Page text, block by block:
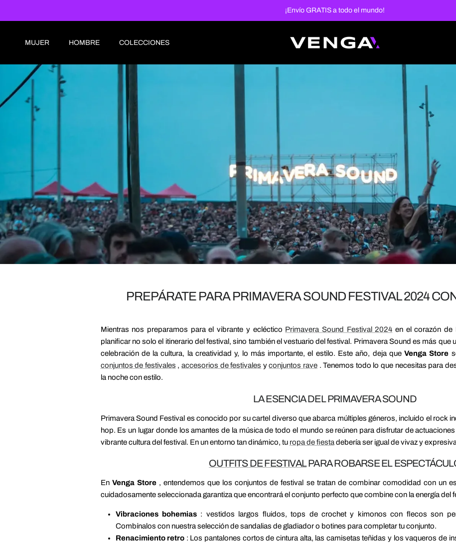
¡Envío GRATIS a todo el mundo!
MUJER HOMBRE COLECCIONES
PREPÁRATE PARA PRIMAVERA SOUND FESTIVAL 2024
Mientras nos preparamos para el vibrante y ecléctico Primavera Sound Festival 2024 en el corazón de
planificar no solo el itinerario del festival, sino también el vestuario del festival. Primavera Sound es más que
celebración de la cultura, la creatividad y, lo más importante, el estilo. Este año, deja queVenga Store
conjuntos de festivales , accesorios de festivales yconjuntos rave . Tenemos todo lo que necesitas para
la noche con estilo.
LA ESENCIA DEL PRIMAVERA SOUND
Primavera Sound Festival es conocido por su cartel diverso que abarca múltiples géneros, incluido el rock
hop. Es un lugar donde los amantes de la música de todo el mundo se reúnen para disfrutar de
vibrante cultura del festival. En un entorno tan dinámico, tu ropa de fiesta debería ser igual de vivaz y
OUTFITS DE FESTIVALPARA ROBARSE EL
En Venga Store, entendemos que los conjuntos de festival se tratan de combinar comodidad con un
cuidadosamente seleccionada garantiza que encontrará el conjunto perfecto que combine con la energía del
Vibraciones bohemias : vestidos largos fluidos, tops de crochet y kimonos con flecos son
Combínalos con nuestra selección de sandalias de gladiador o botines para completar tu conjunto.
Renacimiento retro : Los pantalones cortos de cintura alta, las camisetas teñidas y los vaqueros de